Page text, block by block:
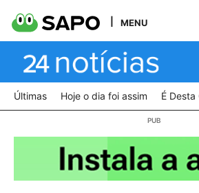
MENU
Últimas Hoje o dia foi assim É